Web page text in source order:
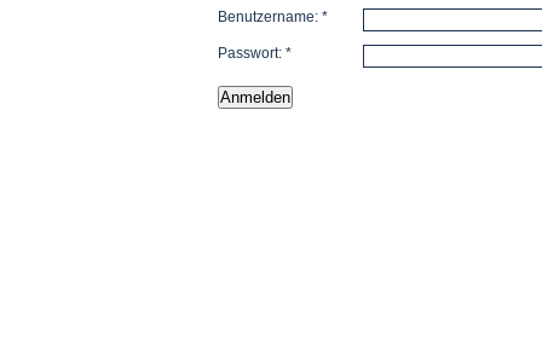
Benutzername: *
Passwort: *